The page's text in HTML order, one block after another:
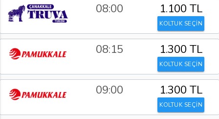
08:00 1.100 TL
KOLTUK SEÇİN
08:15 1.300 TL
KOLTUK SEÇİN
09:00 1.300 TL
KOLTUK SEÇİN